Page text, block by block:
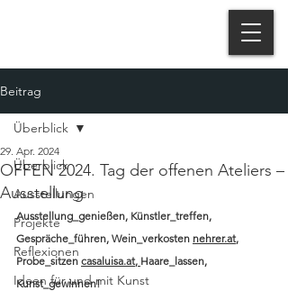
Beitrag
Überblick
Ausstellungen
Projekte
Reflexionen
Ideen für und mit Kunst
Überblick
OFFEN 2024. Tag der offenen Ateliers –
Ausstellung
29. Apr. 2024
Ausstellung_genießen, Künstler_treffen,
Gespräche_führen, Wein_verkosten nehrer.at,
Probe_sitzen casaluisa.at, Haare_lassen,
Kunst_gewinnen!